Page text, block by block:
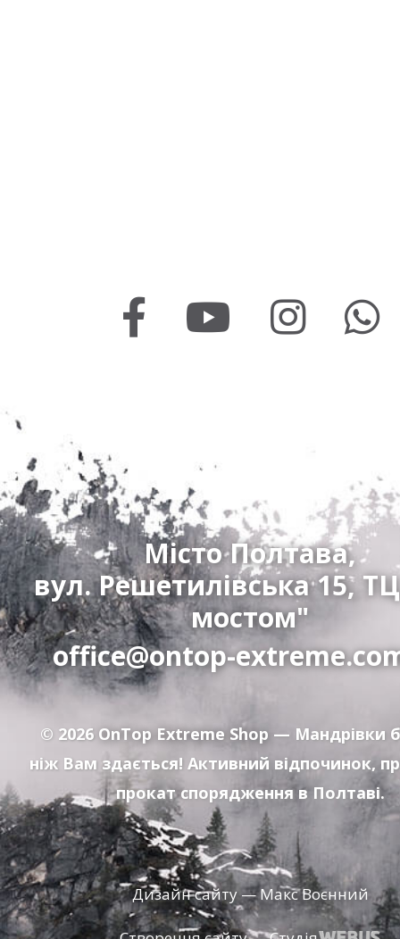
Місто Полтава,
вул. Решетилівська 15,
мостом"
office@ontop-
© 2026 OnTop Extreme Shop — Мандрівки
ніж Вам здається! Активний відпочинок,
прокат спорядження в Полтаві.
Дизайн сайту — Макс Воєнний